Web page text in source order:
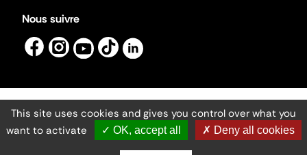
Nous suivre
Mentions légales
Gestion des cookies
Accessibilité numérique
Ministère de la Culture ©2026
- Cité de l'architecture et du patrimoine
This site uses cookies and gives you control over what you
want to activate
✓ OK, accept all ✗ Deny all cookies